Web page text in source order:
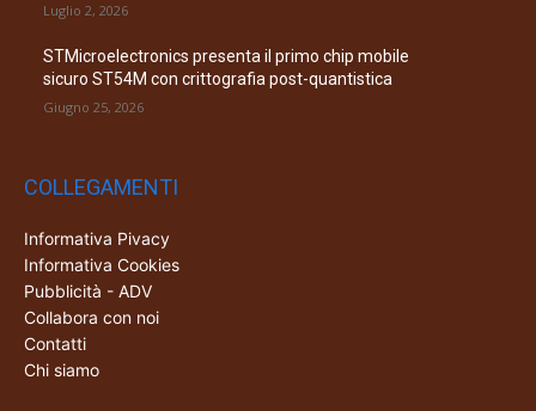
Luglio 2, 2026
STMicroelectronics presenta il primo chip mobile
sicuro ST54M con crittografia post-quantistica
Giugno 25, 2026
COLLEGAMENTI
Informativa Pivacy
Informativa Cookies
Pubblicità - ADV
Collabora con noi
Contatti
Chi siamo